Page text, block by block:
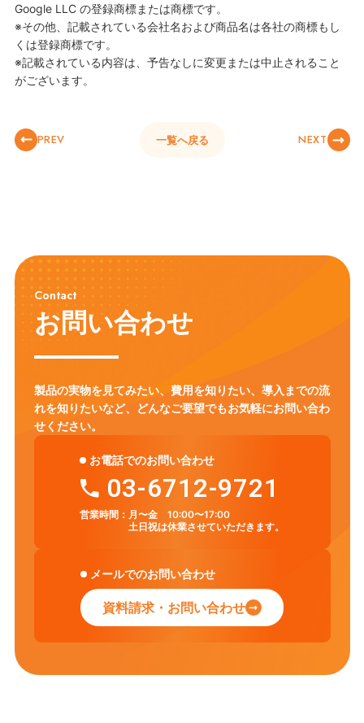
Google LLC の登録商標または商標です。
※その他、記載されている会社名および商品名は各社の商標もし
くは登録商標です。
※記載されている内容は、予告なしに変更または中止されること
がございます。
PREV 一覧へ戻る NEXT
Contact
お問い合わせ
製品の実物を見てみたい、費用を知りたい、導入までの流
れを知りたいなど、
どんなご要望でもお気軽にお問い合わ
せください。
お電話でのお問い合わせ
03-6712-9721
営業時間： 月〜金 10:00〜17:00
土日祝は休業させていただきます。
メールでのお問い合わせ
資料請求・お問い合わせ